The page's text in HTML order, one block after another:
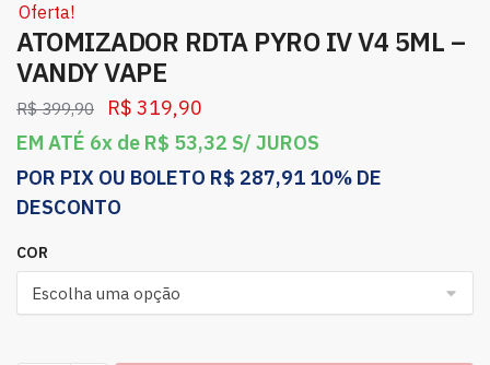
Oferta!
ATOMIZADOR RDTA PYRO IV V4 5ML –
VANDY VAPE
R$399,90 R$ 319,90
EM ATÉ 6x de R$ 53,32 S/ JUROS
POR PIX OU BOLETO R$ 287,91 10% DE
DESCONTO
COR